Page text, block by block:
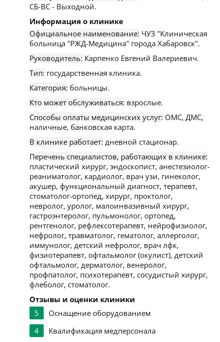
СБ-ВС - Выходной.
Информация о клинике
Официальное наименование: ЧУЗ "Клиническая
больница "РЖД-Медицина" города Хабаровск".
Руководитель: Карпенко Евгений Валериевич.
Тип: государственная клиника.
Категория: больницы.
Кто может обслуживаться: взрослые.
Способы оплаты медицинских услуг: ОМС, ДМС,
наличные, банковская карта.
В клинике работает: дневной стационар.
Перечень специалистов, работающих в клинике:
пластический хирург, эндоскопист, анестезиолог-
реаниматолог, кардиолог, врач узи, гинеколог,
акушер, функциональный диагност, терапевт,
стоматолог-ортопед, хирург, проктолог,
невролог, уролог, малоинвазивный хирург,
гастроэнтеролог, пульмонолог, ортопед,
рентгенолог, рефлексотерапевт, нейрофизиолог,
нефролог, травматолог, гематолог, аллерголог,
иммунолог, детский нефролог, врач лфк,
физиотерапевт, офтальмолог (окулист), детский
офтальмолог, дерматолог, венеролог,
профпатолог, психотерапевт, сосудистый хирург,
флеболог, стоматолог.
Отзывы и оценки клиники
5
Оснащение оборудованием
4
Квалификация медперсонала